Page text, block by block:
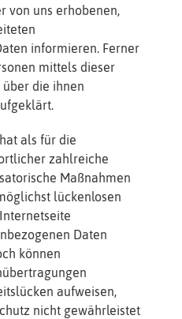
von uns erhobenen,
informieren. Ferner
mittels dieser
die ihnen
als für die
zahlreiche
Maßnahmen
lückenlosen
Daten
können
aufweisen,
nicht gewährleistet